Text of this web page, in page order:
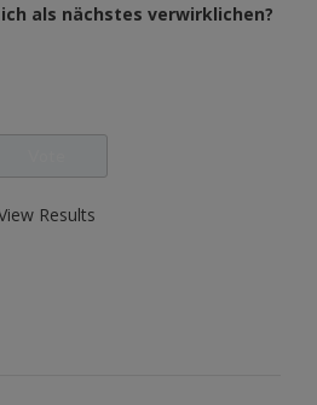
als nächstes verwirklichen?
Results